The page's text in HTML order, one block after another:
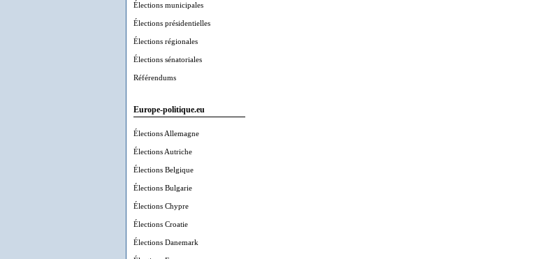
Élections municipales
Élections présidentielles
Élections régionales
Élections sénatoriales
Référendums
Europe-politique.eu
Élections Allemagne
Élections Autriche
Élections Belgique
Élections Bulgarie
Élections Chypre
Élections Croatie
Élections Danemark